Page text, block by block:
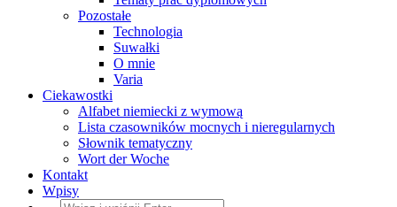
Pozostałe
Technologia
Suwałki
O mnie
Varia
Ciekawostki
Alfabet niemiecki z wymową
Lista czasowników mocnych i nieregularnych
Słownik tematyczny
Wort der Woche
Kontakt
Wpisy